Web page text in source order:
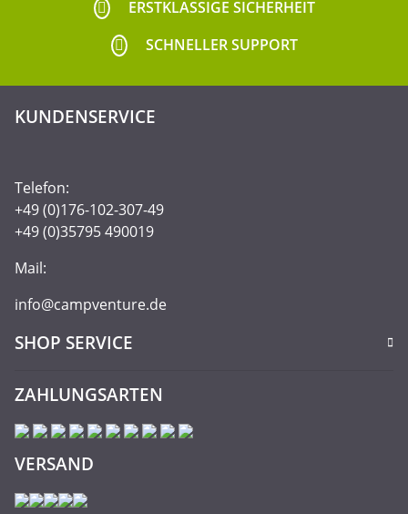
ERSTKLASSIGE SICHERHEIT
SCHNELLER SUPPORT
KUNDENSERVICE
Telefon:
+49 (0)176-102-307-49
+49 (0)35795 490019
Mail:
info@campventure.de
SHOP SERVICE
ZAHLUNGSARTEN
VERSAND